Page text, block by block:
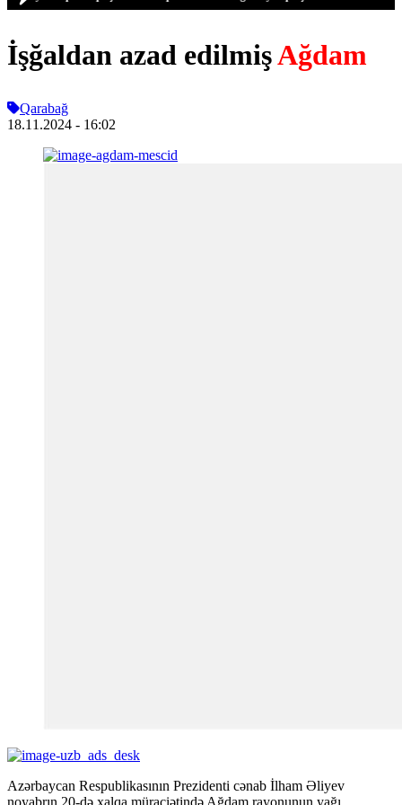
İşğaldan azad edilmişAğdam
Qarabağ
18.11.2024 - 16:02
Azərbaycan Respublikasının Prezidenti cənab İlham Əliyev
noyabrın 20-də xalqa müraciətində Ağdam rayonunun yağı